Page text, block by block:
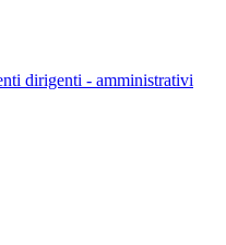
dirigenti - amministrativi